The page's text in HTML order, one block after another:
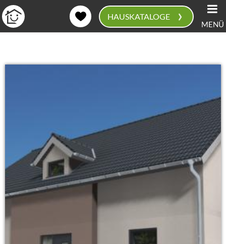
HAUSKATALOGE › MENÜ